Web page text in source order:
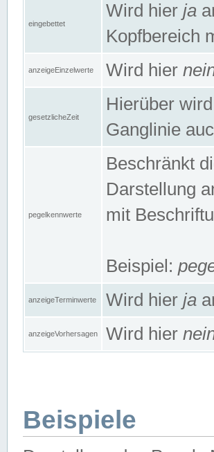
eingebettet
Wird hier ja
Kopfbereich
anzeigeEinzelwerte Wird hier
gesetzlicheZeit
Hierüber
Ganglinie
pegelkennwerte
Beschränkt
Darstellung
mit
Beispiel:
anzeigeTerminwerte Wird hier ja
anzeigeVorhersagen Wird hier
Beispiele